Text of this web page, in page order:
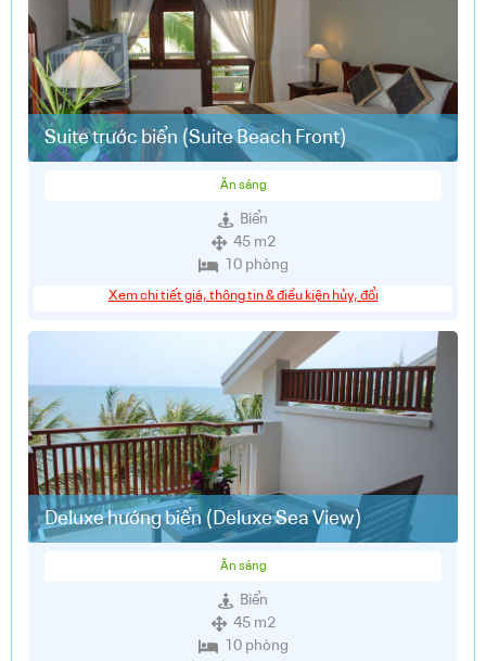
Ăn sáng
Suite trước biển (Suite Beach Front)
Biển
45 m2
10 phòng
Xem chi tiết giá, thông tin & điều kiện hủy, đổi
Ăn sáng
Deluxe hướng biển (Deluxe Sea View)
Biển
45 m2
10 phòng